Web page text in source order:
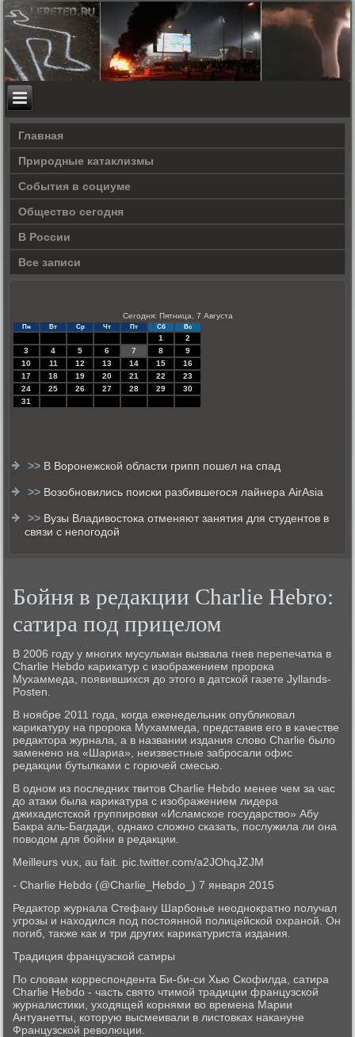
Главная
Природные катаклизмы
События в социуме
Общество сегодня
В России
Все записи
Сегодня: Пятница, 7 Августа
Пн Вт Ср Чт Пт Сб Вс
1
2
3
4 5 6 7 8
9
10
11 12 13 14 15
16
17
18 19 20 21 22
23
24
25 26 27 28 29
30
31
>> В Воронежской области грипп пошел на спад
>> Возобновились поиски разбившегося лайнера AirAsia
>> Вузы Владивостока отменяют занятия для студентов в
связи с непогодой
Бойня в редакции Charlie Hebrо:
сатира под прицелом
В 2006 году у многих мусульман вызвала гнев перепечатка в
Charlie Hebdo карикатур с изображением пророка
Мухаммеда, появившихся до этого в датской газете Jyllands-
Posten.
В ноябре 2011 года, когда еженедельник опубликовал
карикатуру на пророка Мухаммеда, представив его в качестве
редактора журнала, а в названии издания слово Charlie было
заменено на «Шариа», неизвестные забросали офис
редакции бутылками с горючей смесью.
В одном из последних твитов Charlie Hebdo менее чем за час
до атаки была карикатура с изображением лидера
джихадистской группировки «Исламское государство» Абу
Бакра аль-Багдади, однако сложно сказать, послужила ли она
поводом для бойни в редакции.
Meilleurs vux, au fait. pic.twitter.com/a2JOhqJZJM
- Charlie Hebdo (@Charlie_Hebdo_) 7 января 2015
Редактор журнала Стефану Шарбонье неоднократно получал
угрозы и находился под постоянной полицейской охраной. Он
погиб, также как и три других карикатуриста издания.
Традиция французской сатиры
По словам корреспондента Би-би-си Хью Скофилда, сатира
Charlie Hebdo - часть свято чтимой традиции французской
журналистики, уходящей корнями во времена Марии
Антуанетты, которую высмеивали в листовках накануне
Французской революции.